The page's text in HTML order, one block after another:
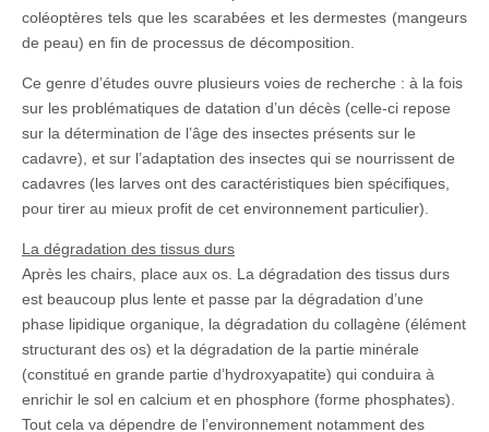
coléoptères tels que les scarabées et les dermestes (mangeurs
de peau) en fin de processus de décomposition.
Ce genre d’études ouvre plusieurs voies de recherche : à la fois
sur les problématiques de datation d’un décès (celle-ci repose
sur la détermination de l’âge des insectes présents sur le
cadavre), et sur l’adaptation des insectes qui se nourrissent de
cadavres (les larves ont des caractéristiques bien spécifiques,
pour tirer au mieux profit de cet environnement particulier).
La dégradation des tissus durs
Après les chairs, place aux os. La dégradation des tissus durs
est beaucoup plus lente et passe par la dégradation d’une
phase lipidique organique, la dégradation du collagène (élément
structurant des os) et la dégradation de la partie minérale
(constitué en grande partie d’hydroxyapatite) qui conduira à
enrichir le sol en calcium et en phosphore (forme phosphates).
Tout cela va dépendre de l’environnement notamment des